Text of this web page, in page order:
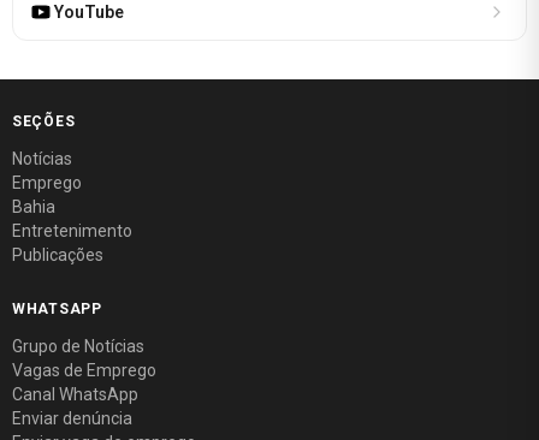
YouTube
SEÇÕES
Notícias
Emprego
Bahia
Entretenimento
Publicações
WHATSAPP
Grupo de Notícias
Vagas de Emprego
Canal WhatsApp
Enviar denúncia